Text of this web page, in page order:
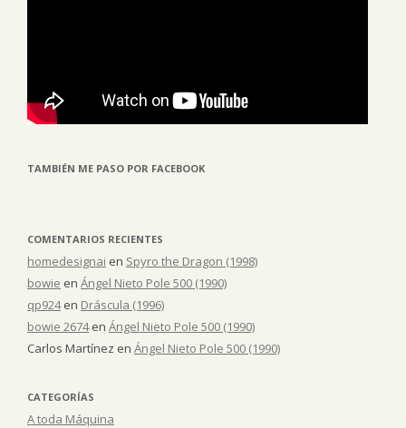
TAMBIÉN ME PASO POR FACEBOOK
COMENTARIOS RECIENTES
homedesignai en Spyro the Dragon (1998)
bowie en Ángel Nieto Pole 500 (1990)
qp924en Dráscula (1996)
bowie 2674en Ángel Nieto Pole 500 (1990)
Carlos Martínez en Ángel Nieto Pole 500 (1990)
CATEGORÍAS
A toda Máquina